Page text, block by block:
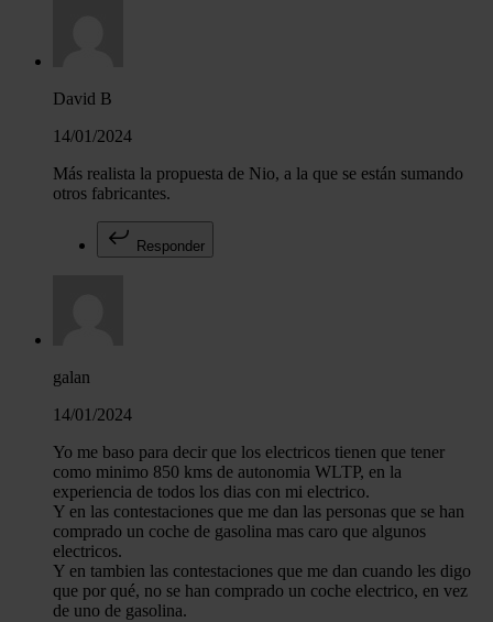
David B
14/01/2024
Más realista la propuesta de Nio, a la que se están sumando
otros fabricantes.
Responder
galan
14/01/2024
Yo me baso para decir que los electricos tienen que tener
como minimo 850 kms de autonomia WLTP, en la
experiencia de todos los dias con mi electrico.
Y en las contestaciones que me dan las personas que se han
comprado un coche de gasolina mas caro que algunos
electricos.
Y en tambien las contestaciones que me dan cuando les digo
que por qué, no se han comprado un coche electrico, en vez
de uno de gasolina.